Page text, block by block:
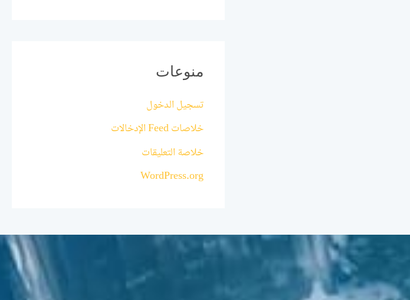
منوعات
تسجيل الدخول
خلاصات Feed الإدخالات
خلاصة التعليقات
WordPress.org